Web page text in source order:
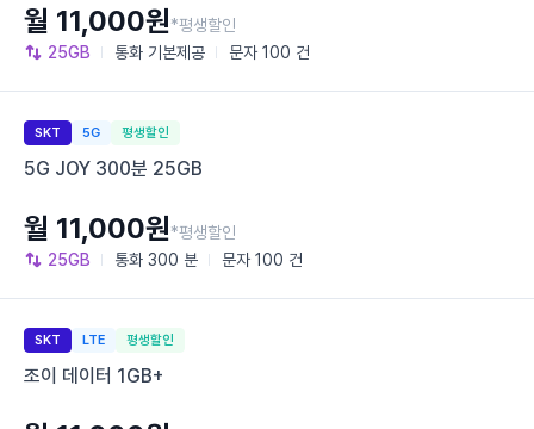
25GB 통화 기본제공 문자 100 건
월 11,000원*평생할인
SKT 5G 평생할인
5G JOY 300분 25GB
25GB 통화 300 분 문자 100 건
월 11,000원*평생할인
SKT LTE 평생할인
조이 데이터 1GB+